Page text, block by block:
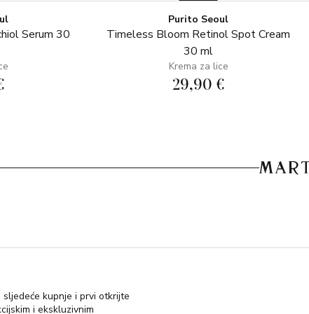
Serum 30
Purito Seoul
Timeless Bloom Retinol Spot Cream
30 ml
Krema za lice
29,90 €
kupnje i prvi otkrijte
i ekskluzivnim